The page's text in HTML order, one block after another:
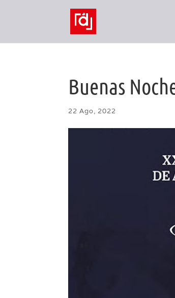
Buenas
22 Ago, 2022